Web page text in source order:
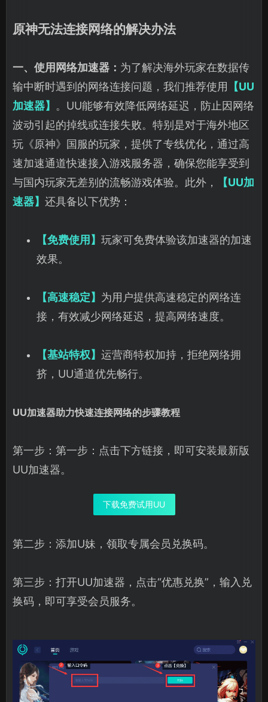
原神无法连接网络的解决办法
一、使用网络加速器： 为了解决海外玩家在数据传
输中断时遇到的网络连接问题，我们推荐使用 【UU
加速器】 。UU能够有效降低网络延迟，防止因网络
波动引起的掉线或连接失败。特别是对于海外地区
玩《原神》国服的玩家，提供了专线优化，通过高
速加速通道快速接入游戏服务器，确保您能享受到
与国内玩家无差别的流畅游戏体验。此外，
【UU加
速器】 还具备以下优势：
【免费使用】 玩家可免费体验该加速器的加速
效果。
【高速稳定】 为用户提供高速稳定的网络连
接，有效减少网络延迟，提高网络速度。
【基站特权】 运营商特权加持，拒绝网络拥
挤，UU通道优先畅行。
UU加速器助力快速连接网络的步骤教程
第一步：第一步：点击下方链接，即可安装最新版
UU加速器。
下载免费试用UU
第二步：添加U妹，领取专属会员兑换码。
第三步：打开UU加速器，点击“优惠兑换”，输入兑
换码，即可享受会员服务。